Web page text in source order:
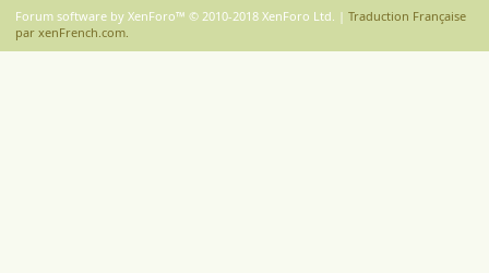
Forum software by XenForo™ © 2010-2018 XenForo Ltd. | Traduction Française
par xenFrench.com.